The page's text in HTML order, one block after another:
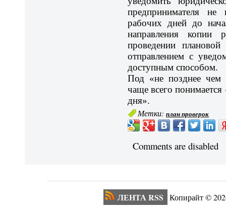
предпринимателя
рабочих дней до
направления копии
проведении
отправлением с
доступным способом.
Под «не позднее чем
чаще всего
дня».
Метки:план проверок
Comments are disabled
ЛЕНТА RSS Копирайт ©